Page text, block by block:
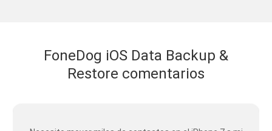
FoneDog iOS Data Backup &
Restore comentarios